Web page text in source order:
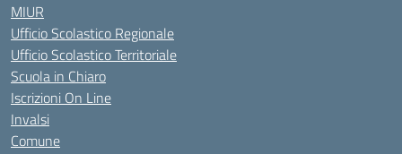
MIUR
Ufficio Scolastico Regionale
Ufficio Scolastico Territoriale
Scuola in Chiaro
Iscrizioni On Line
Invalsi
Comune